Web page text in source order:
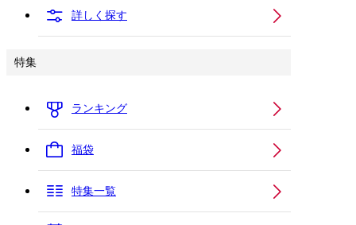
詳しく探す
特集
ランキング
福袋
特集一覧